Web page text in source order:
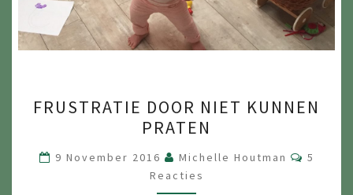
DOOR
NIET
KUNNEN
PRATEN
FRUSTRATIE DOOR NIET KUNNEN
PRATEN
9 November 2016 Michelle Houtman
5
Reacties